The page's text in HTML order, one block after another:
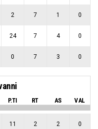
2 7 1 0
24 7 4 0
0 7 3 0
P.TI RT AS VAL
11 2 2 0